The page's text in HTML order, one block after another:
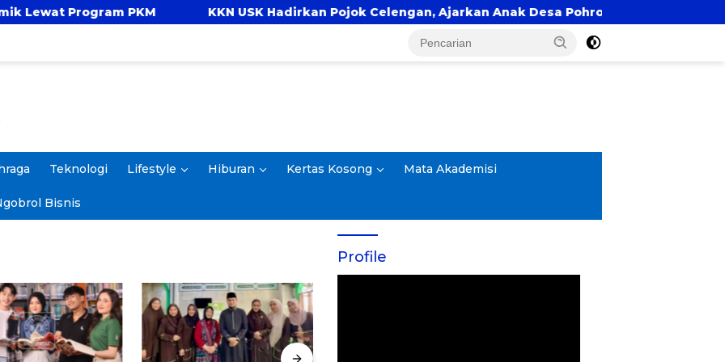
Program PKM KKN USK Hadirkan Pojok Celengan, Ajarkan Anak Desa Pohroh Gemar Menabung
Teknologi Lifestyle Hiburan Kertas Kosong Mata Akademisi
Bisnis
Profile